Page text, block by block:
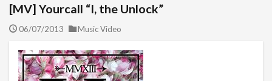
[MV] Yourcall “I, the Unlock”
06/07/2013 Music Video